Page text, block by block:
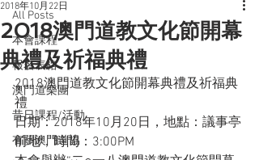
All Posts
本會課程
報名表格
澳門道樂團
昔日課程/活動
有關澳門道協
2018澳門道教文化節開幕
典禮及祈福典禮
2018年10月22日
2018澳門道教文化節開幕典禮及祈福典
禮
日期：2018年10月20日，地點：議事亭
前地，時間：3:00PM